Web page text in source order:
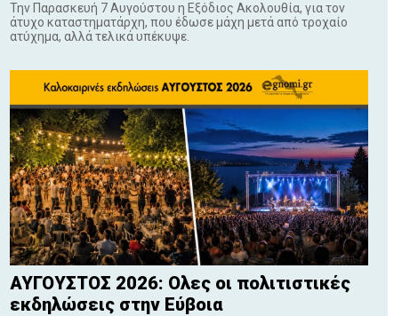
Την Παρασκευή 7 Αυγούστου η Εξόδιος Ακολουθία, για τον
άτυχο καταστηματάρχη, που έδωσε μάχη μετά από τροχαίο
ατύχημα, αλλά τελικά υπέκυψε.
ΑΥΓΟΥΣΤΟΣ 2026: Ολες οι πολιτιστικές
εκδηλώσεις στην Εύβοια